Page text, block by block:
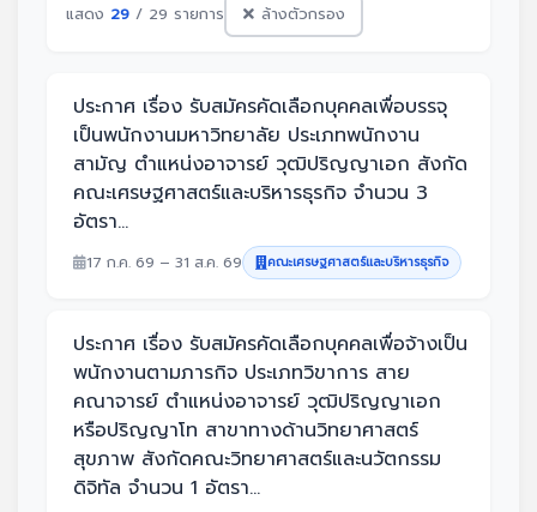
แสดง 29 / 29 รายการ ล้างตัวกรอง
ประกาศ เรื่อง รับสมัครคัดเลือกบุคคลเพื่อบรรจุ
เป็นพนักงานมหาวิทยาลัย ประเภทพนักงาน
สามัญ ตำแหน่งอาจารย์ วุฒิปริญญาเอก สังกัด
คณะเศรษฐศาสตร์และบริหารธุรกิจ จำนวน 3
อัตรา...
17 ก.ค. 69 – 31 ส.ค. 69 คณะเศรษฐศาสตร์และบริหารธุรกิจ
ประกาศ เรื่อง รับสมัครคัดเลือกบุคคลเพื่อจ้างเป็น
พนักงานตามภารกิจ ประเภทวิขาการ สาย
คณาจารย์ ตำแหน่งอาจารย์ วุฒิปริญญาเอก
หรือปริญญาโท สาขาทางด้านวิทยาศาสตร์
สุขภาพ สังกัดคณะวิทยาศาสตร์และนวัตกรรม
ดิจิทัล จำนวน 1 อัตรา...